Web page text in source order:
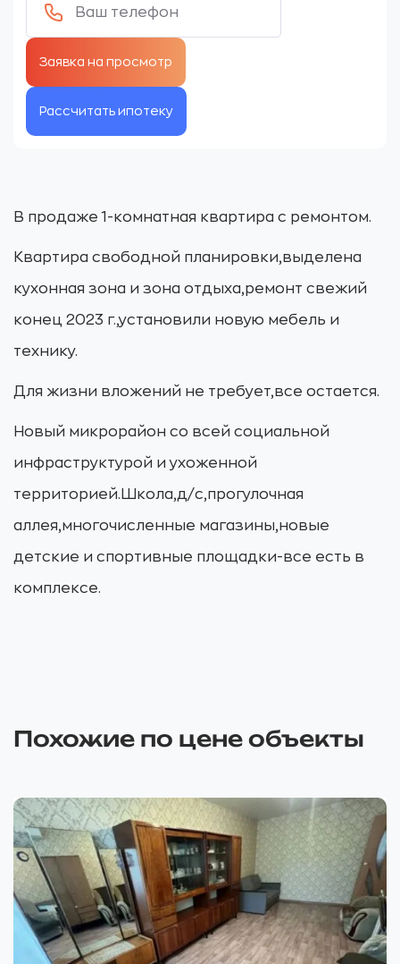
Рассчитать ипотеку
В продаже 1-комнатная квартира с ремонтом.
Квартира свободной планировки,выделена
кухонная зона и зона отдыха,ремонт свежий
конец 2023 г.,установили новую мебель и
технику.
Для жизни вложений не требует,все остается.
Новый микрорайон со всей социальной
инфраструктурой и ухоженной
территорией.Школа,д/c,прогулочная
аллея,многочисленные магазины,новые
детские и спортивные площадки-все есть в
комплексе.
Похожие по цене объекты